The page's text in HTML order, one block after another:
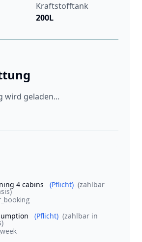
Kraftstofftank
200L
wird geladen...
4 cabins (Pflicht) (zahlbar
(Pflicht) (zahlbar in